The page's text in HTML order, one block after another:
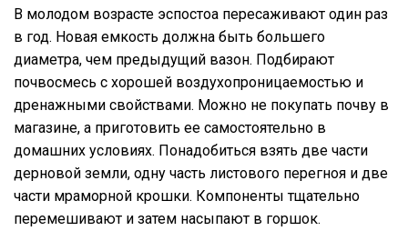
В молодом возрасте эспостоа пересаживают один раз
в год. Новая емкость должна быть большего
диаметра, чем предыдущий вазон. Подбирают
почвосмесь с хорошей воздухопроницаемостью и
дренажными свойствами. Можно не покупать почву в
магазине, а приготовить ее самостоятельно в
домашних условиях. Понадобиться взять две части
дерновой земли, одну часть листового перегноя и две
части мраморной крошки. Компоненты тщательно
перемешивают и затем насыпают в горшок.